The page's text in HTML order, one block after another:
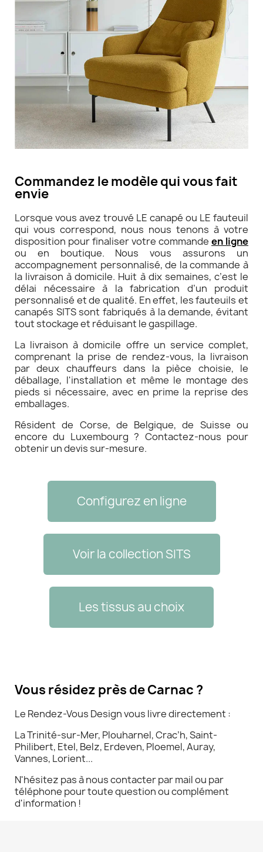
Commandez le modèle qui vous fait
envie
Lorsque vous avez trouvé LE canapé ou LE fauteuil
qui vous correspond, nous nous tenons à votre
disposition pour finaliser votre commande en ligne
ou en boutique. Nous vous assurons un
accompagnement personnalisé, de la commande à
la livraison à domicile. Huit à dix semaines, c’est le
délai nécessaire à la fabrication d’un produit
personnalisé et de qualité. En effet, les fauteuils et
canapés SITS sont fabriqués à la demande, évitant
tout stockage et réduisant le gaspillage.
La livraison à domicile offre un service complet,
comprenant la prise de rendez-vous, la livraison
par deux chauffeurs dans la pièce choisie, le
déballage, l'installation et même le montage des
pieds si nécessaire, avec en prime la reprise des
emballages.
Résident de Corse, de Belgique, de Suisse ou
encore du Luxembourg ? Contactez-nous pour
obtenir un devis sur-mesure.
Configurez en ligne
Voir la collection SITS
Les tissus au choix
Vous résidez près de Carnac ?
Le Rendez-Vous Design vous livre directement :
La Trinité-sur-Mer, Plouharnel, Crac’h, Saint-
Philibert, Etel, Belz, Erdeven, Ploemel, Auray,
Vannes, Lorient...
N'hésitez pas à nous contacter par mail ou par
téléphone pour toute question ou complément
d'information !